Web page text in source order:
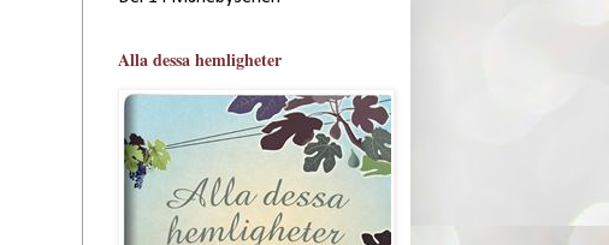
Alla dessa hemligheter